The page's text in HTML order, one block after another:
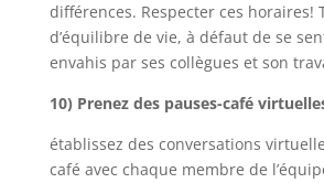
différences. Respecter ces horaires!
d’équilibre de vie, à défaut de se
envahis par ses collègues et son
10) Prenez des pauses-café
établissez des conversations
café avec chaque membre de